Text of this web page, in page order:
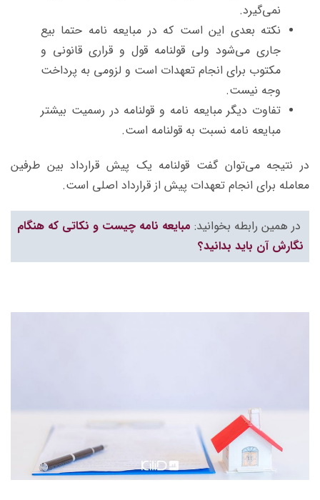
نمی‌گیرد.
نکته بعدی این است که در مبایعه نامه حتما بیع
جاری می‌شود ولی قولنامه قول و قراری قانونی و
مکتوب برای انجام تعهدات است و لزومی به پرداخت
وجه نیست.
تفاوت دیگر مبایعه نامه و قولنامه در رسمیت بیشتر
مبایعه نامه نسبت به قولنامه است.
در نتیجه می‌توان گفت قولنامه یک پیش قرارداد بین طرفین
معامله برای انجام تعهدات پیش از قرارداد اصلی است.
در همین رابطه بخوانید: مبایعه نامه چیست و نکاتی که هنگام
نگارش آن باید بدانید؟